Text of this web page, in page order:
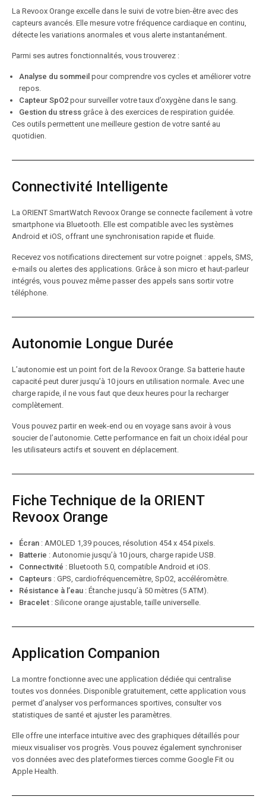
La Revoox Orange excelle dans le suivi de votre bien-être avec des
capteurs avancés. Elle mesure votre fréquence cardiaque en continu,
détecte les variations anormales et vous alerte instantanément.
Parmi ses autres fonctionnalités, vous trouverez :
Analyse du sommeil pour comprendre vos cycles et améliorer votre
repos.
Capteur SpO2 pour surveiller votre taux d’oxygène dans le sang.
Gestion du stress grâce à des exercices de respiration guidée.
Ces outils permettent une meilleure gestion de votre santé au
quotidien.
Connectivité Intelligente
La ORIENT SmartWatch Revoox Orange se connecte facilement à votre
smartphone via Bluetooth. Elle est compatible avec les systèmes
Android et iOS, offrant une synchronisation rapide et fluide.
Recevez vos notifications directement sur votre poignet : appels, SMS,
e-mails ou alertes des applications. Grâce à son micro et haut-parleur
intégrés, vous pouvez même passer des appels sans sortir votre
téléphone.
Autonomie Longue Durée
L’autonomie est un point fort de la Revoox Orange. Sa batterie haute
capacité peut durer jusqu’à 10 jours en utilisation normale. Avec une
charge rapide, il ne vous faut que deux heures pour la recharger
complètement.
Vous pouvez partir en week-end ou en voyage sans avoir à vous
soucier de l’autonomie. Cette performance en fait un choix idéal pour
les utilisateurs actifs et souvent en déplacement.
Fiche Technique de la ORIENT
Revoox Orange
Écran : AMOLED 1,39 pouces, résolution 454 x 454 pixels.
Batterie : Autonomie jusqu’à 10 jours, charge rapide USB.
Connectivité : Bluetooth 5.0, compatible Android et iOS.
Capteurs : GPS, cardiofréquencemètre, SpO2, accéléromètre.
Résistance à l’eau : Étanche jusqu’à 50 mètres (5 ATM).
Bracelet : Silicone orange ajustable, taille universelle.
Application Companion
La montre fonctionne avec une application dédiée qui centralise
toutes vos données. Disponible gratuitement, cette application vous
permet d’analyser vos performances sportives, consulter vos
statistiques de santé et ajuster les paramètres.
Elle offre une interface intuitive avec des graphiques détaillés pour
mieux visualiser vos progrès. Vous pouvez également synchroniser
vos données avec des plateformes tierces comme Google Fit ou
Apple Health.